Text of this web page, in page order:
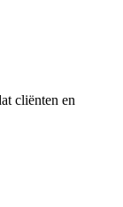
cliënten en